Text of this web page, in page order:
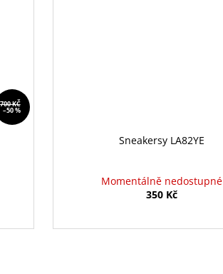
700 KČ
–50 %
Sneakersy LA82YE
Momentálně nedostupné
350 Kč